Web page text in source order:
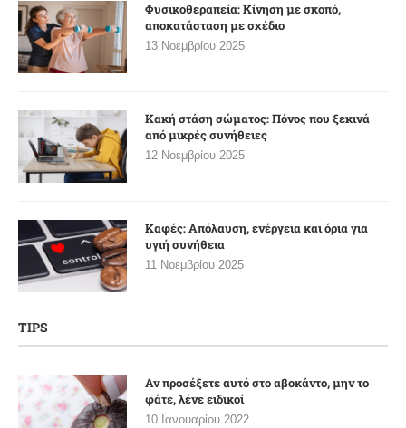
Φυσικοθεραπεία: Κίνηση με σκοπό,
αποκατάσταση με σχέδιο
13 Νοεμβρίου 2025
Κακή στάση σώματος: Πόνος που ξεκινά
από μικρές συνήθειες
12 Νοεμβρίου 2025
Καφές: Απόλαυση, ενέργεια και όρια για
υγιή συνήθεια
11 Νοεμβρίου 2025
TIPS
Αν προσέξετε αυτό στο αβοκάντο, μην το
φάτε, λένε ειδικοί
10 Ιανουαρίου 2022